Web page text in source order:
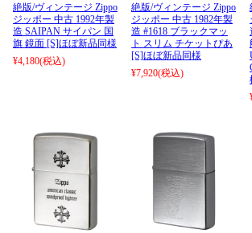
絶版/ヴィンテージ Zippo
ジッポー 中古 1992年製
造 SAIPAN サイパン 国
旗 鏡面 [S]ほぼ新品同様
¥4,180(税込)
絶版/ヴィンテージ Zippo
ジッポー 中古 1982年製
造 #1618 ブラックマッ
ト スリム チケットぴあ
[S]ほぼ新品同様
¥7,920(税込)